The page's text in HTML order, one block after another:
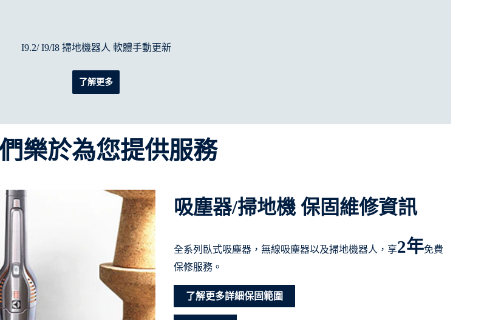
I9.2/ I9/I8 掃地機器人 軟體手動更新
了解更多
樂於為您提供服務
吸塵器/掃地機 保固維修資訊
全系列臥式吸塵器，無線吸塵器以及掃地機器人，享2年免費
保修服務。
了解更多詳細保固範圍